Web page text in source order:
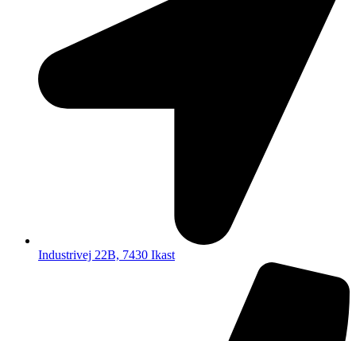
Industrivej 22B, 7430 Ikast